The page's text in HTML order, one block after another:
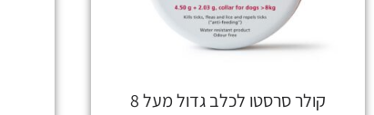
קולר סרסטו לכלב גדול מעל 8